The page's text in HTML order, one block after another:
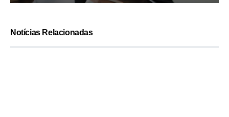
Notícias Relacionadas